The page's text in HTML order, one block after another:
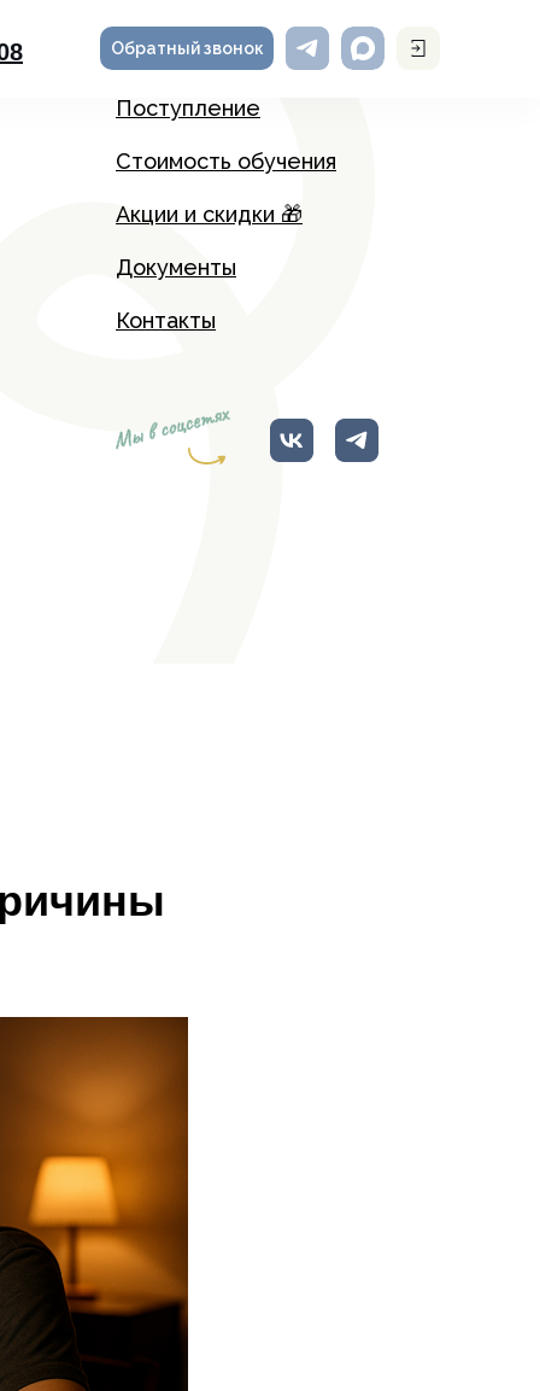
Обратный звонок
Поступление
Стоимость обучения
Контакты
Акции и скидки 🎁
Документы